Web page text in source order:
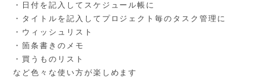
・日付を記入してスケジュール帳に
・タイトルを記入してプロジェクト毎のタスク管理に
・ウィッシュリスト
・箇条書きのメモ
・買うものリスト
など色々な使い方が楽しめます